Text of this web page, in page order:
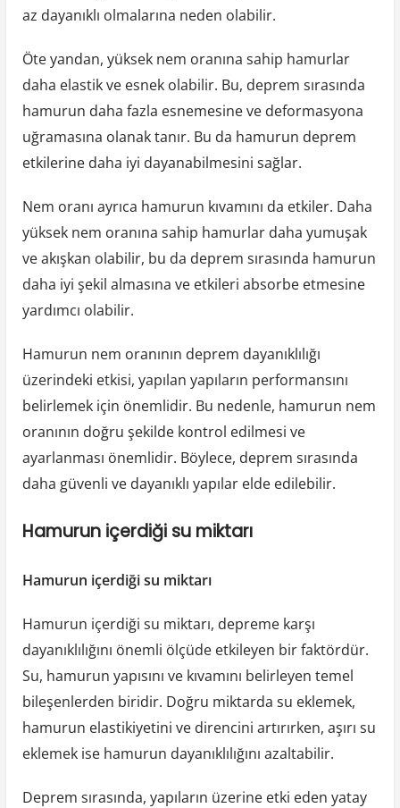
az dayanıklı olmalarına neden olabilir.
Öte yandan, yüksek nem oranına sahip hamurlar
daha elastik ve esnek olabilir. Bu, deprem sırasında
hamurun daha fazla esnemesine ve deformasyona
uğramasına olanak tanır. Bu da hamurun deprem
etkilerine daha iyi dayanabilmesini sağlar.
Nem oranı ayrıca hamurun kıvamını da etkiler. Daha
yüksek nem oranına sahip hamurlar daha yumuşak
ve akışkan olabilir, bu da deprem sırasında hamurun
daha iyi şekil almasına ve etkileri absorbe etmesine
yardımcı olabilir.
Hamurun nem oranının deprem dayanıklılığı
üzerindeki etkisi, yapılan yapıların performansını
belirlemek için önemlidir. Bu nedenle, hamurun nem
oranının doğru şekilde kontrol edilmesi ve
ayarlanması önemlidir. Böylece, deprem sırasında
daha güvenli ve dayanıklı yapılar elde edilebilir.
Hamurun içerdiği su miktarı
Hamurun içerdiği su miktarı
Hamurun içerdiği su miktarı, depreme karşı
dayanıklılığını önemli ölçüde etkileyen bir faktördür.
Su, hamurun yapısını ve kıvamını belirleyen temel
bileşenlerden biridir. Doğru miktarda su eklemek,
hamurun elastikiyetini ve direncini artırırken, aşırı su
eklemek ise hamurun dayanıklılığını azaltabilir.
Deprem sırasında, yapıların üzerine etki eden yatay